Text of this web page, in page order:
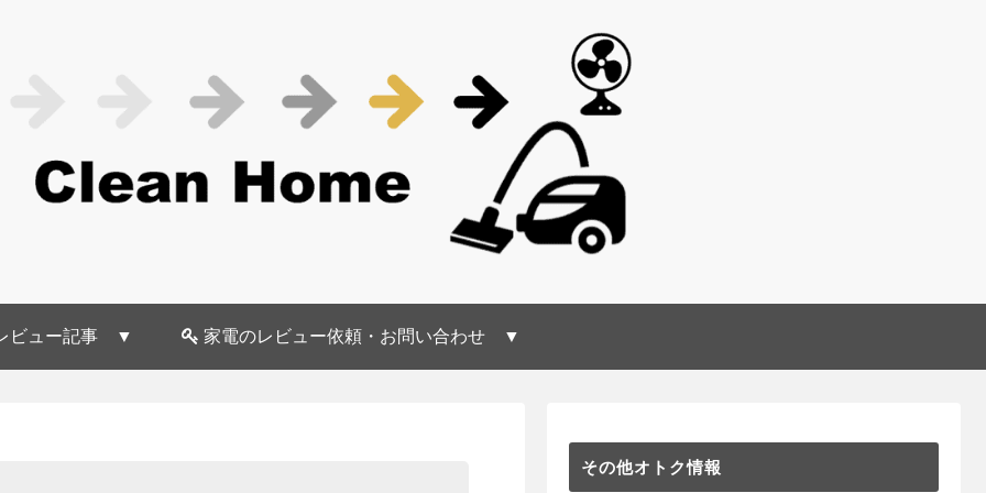
ビュー記事 ▼ 家電のレビュー依頼・お問い合わせ ▼
その他オトク情報